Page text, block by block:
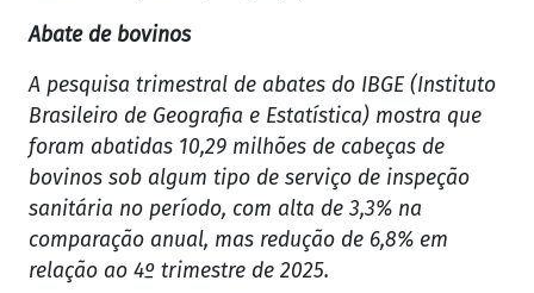
Abate de bovinos
A pesquisa trimestral de abates do IBGE (Instituto
Brasileiro de Geografia e Estatística) mostra que
foram abatidas 10,29 milhões de cabeças de
bovinos sob algum tipo de serviço de inspeção
sanitária no período, com alta de 3,3% na
comparação anual, mas redução de 6,8% em
relação ao 4º trimestre de 2025.